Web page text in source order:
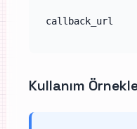
callback_url
Kullanım